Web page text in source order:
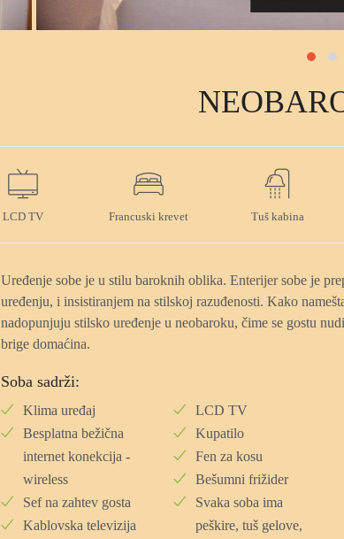
LCD TV Francuski krevet Tuš kabina
Uređenje sobe je u stilu baroknih oblika. Enterijer sobe je
uređenju, i insistiranjem na stilskoj razuđenosti. Kako
nadopunjuju stilsko uređenje u neobaroku, čime se gostu
brige domaćina.
Soba sadrži:
Klima uređaj
Besplatna bežična
internet konekcija -
wireless
Sef na zahtev gosta
Kablovska televizija
LCD TV
Kupatilo
Fen za kosu
Bešumni frižider
Svaka soba ima
peškire, tuš gelove,